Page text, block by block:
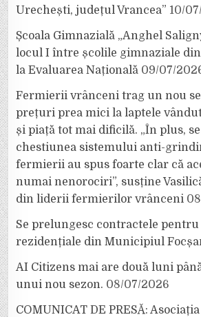
Urechești, județul Vrancea” 10/
Școala Gimnazială „Anghel
locul I între școlile gimnaziale
la Evaluarea Națională 09/07/
Fermierii vrânceni trag un nou
prețuri prea mici la laptele
și piață tot mai dificilă. „În plus,
chestiunea sistemului anti-
fermierii au spus foarte clar că
numai nenorociri”, susține
din liderii fermierilor vrânceni
Se prelungesc contractele
rezidențiale din Municipiul
AI Citizens mai are două luni
unui nou sezon. 08/07/2026
COMUNICAT DE PRESĂ: